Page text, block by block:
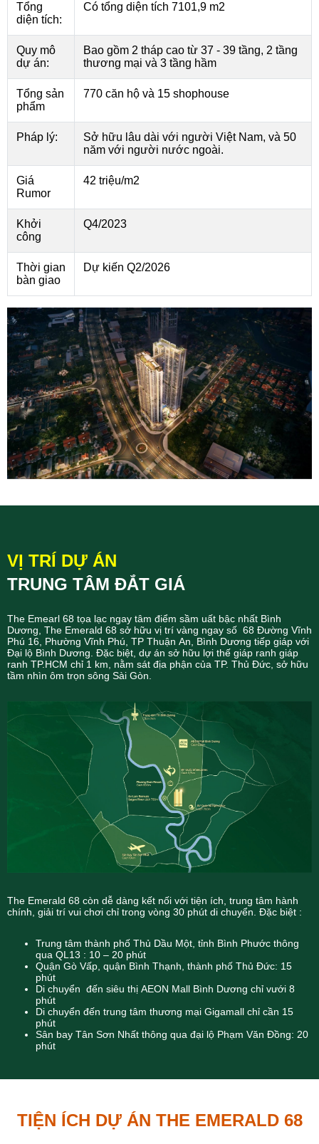
Tổng
diện tích:
Có tổng diện tích 7101,9 m2
Quy mô
dự án:
Bao gồm 2 tháp cao từ 37 - 39 tầng, 2 tầng
thương mại và 3 tầng hầm
Tổng sản
phẩm
770 căn hộ và 15 shophouse
Pháp lý:
Sở hữu lâu dài với người Việt Nam, và 50
năm với người nước ngoài.
Giá
Rumor
42 triệu/m2
Khởi
công
Q4/2023
Thời gian
bàn giao
Dự kiến Q2/2026
VỊ TRÍ DỰ ÁN
TRUNG TÂM ĐẮT GIÁ
The Emearl 68 tọa lạc ngay tâm điểm sầm uất bậc nhất Bình
Dương, The Emerald 68 sở hữu vị trí vàng ngay số 68 Đường Vĩnh
Phú 16, Phường Vĩnh Phú, TP Thuận An, Bình Dương tiếp giáp với
Đại lộ Bình Dương. Đặc biệt, dự án sở hữu lợi thế giáp ranh giáp
ranh TP.HCM chỉ 1 km, nằm sát địa phận của TP. Thủ Đức, sở hữu
tầm nhìn ôm trọn sông Sài Gòn.
The Emerald 68 còn dễ dàng kết nối với tiện ích, trung tâm hành
chính, giải trí vui chơi chỉ trong vòng 30 phút di chuyển. Đặc biệt :
Trung tâm thành phố Thủ Dầu Một, tỉnh Bình Phước thông
qua QL13 : 10 – 20 phút
Quận Gò Vấp, quận Bình Thạnh, thành phố Thủ Đức: 15
phút
Di chuyển đến siêu thị AEON Mall Bình Dương chỉ vưới 8
phút
Di chuyển đến trung tâm thương mại Gigamall chỉ cần 15
phút
Sân bay Tân Sơn Nhất thông qua đại lộ Phạm Văn Đồng: 20
phút
TIỆN ÍCH DỰ ÁN THE EMERALD 68